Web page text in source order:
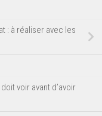
: à réaliser avec les
voir avant d’avoir